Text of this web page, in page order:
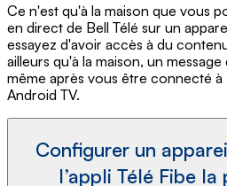
Ce n'est qu'à la maison que vous
en direct de Bell Télé sur un
essayez d'avoir accès à du
ailleurs qu'à la maison, un
même après vous être connecté à
Android TV.
Configurer un
l’appli Télé Fibe